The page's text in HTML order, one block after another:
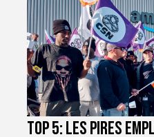
TOP 5: les pires